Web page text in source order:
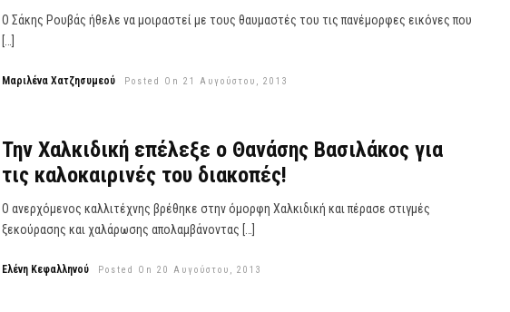
Ο Σάκης Ρουβάς ήθελε να μοιραστεί με τους θαυμαστές του τις πανέμορφες εικόνες που
[…]
Μαριλένα Χατζησυμεού Posted On 21 Αυγούστου, 2013
Την Χαλκιδική επέλεξε ο Θανάσης Βασιλάκος για
τις καλοκαιρινές του διακοπές!
Ο ανερχόμενος καλλιτέχνης βρέθηκε στην όμορφη Χαλκιδική και πέρασε στιγμές
ξεκούρασης και χαλάρωσης απολαμβάνοντας […]
Ελένη Κεφαλληνού Posted On 20 Αυγούστου, 2013